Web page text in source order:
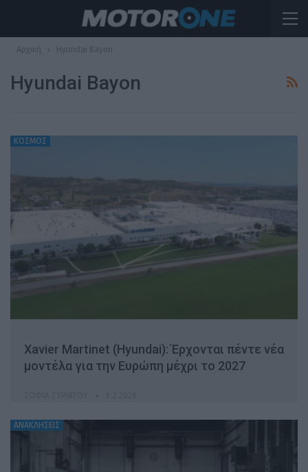
Αρχική Hyundai Bayon
Hyundai Bayon
ΚΟΣΜΟΣ
Xavier Martinet (Hyundai): Έρχονται πέντε νέα
μοντέλα για την Ευρώπη μέχρι το 2027
ΑΝΑΚΛΗΣΕΙΣ